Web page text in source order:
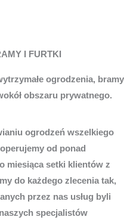
I FURTKI
ogrodzenia, bramy
obszaru prywatnego.
ogrodzeń wszelkiego
od ponad
miesiąca setki klientów z
do każdego zlecenia tak,
przez nas usług byli
specjalistów